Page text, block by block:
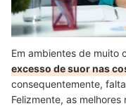
Em ambientes de muito
excesso de suor nas
consequentemente,
Felizmente, as